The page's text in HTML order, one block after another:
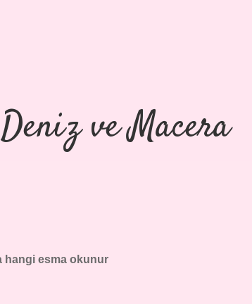
Deniz ve Macera
hangi esma okunur